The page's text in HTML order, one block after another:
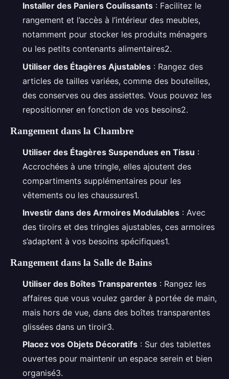
Installer des Paniers Coulissants : Facilitez le
rangement et l’accès à l’intérieur des meubles,
notamment pour stocker les produits ménagers
ou les petits contenants alimentaires2.
Utiliser des Étagères Ajustables : Rangez des
articles de tailles variées, comme des bouteilles,
des conserves ou des assiettes. Vous pouvez les
repositionner en fonction de vos besoins2.
Rangement dans la Chambre
Utiliser des Étagères Suspendues en Tissu :
Accrochées à une tringle, elles ajoutent des
compartiments supplémentaires pour les
vêtements ou les chaussures1.
Investir dans des Armoires Modulables : Avec
des tiroirs et des tringles ajustables, ces armoires
s’adaptent à vos besoins spécifiques1.
Rangement dans la Salle de Bains
Utiliser des Boîtes Transparentes : Rangez les
affaires que vous voulez garder à portée de main,
mais hors de vue, dans des boîtes transparentes
glissées dans un tiroir3.
Placez vos Objets Décoratifs : Sur des tablettes
ouvertes pour maintenir un espace serein et bien
organisé3.